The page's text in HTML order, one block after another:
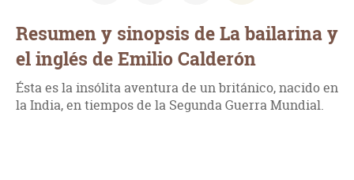
Resumen y sinopsis de La bailarina y
el inglés de Emilio Calderón
Ésta es la insólita aventura de un británico, nacido en
la India, en tiempos de la Segunda Guerra Mundial.